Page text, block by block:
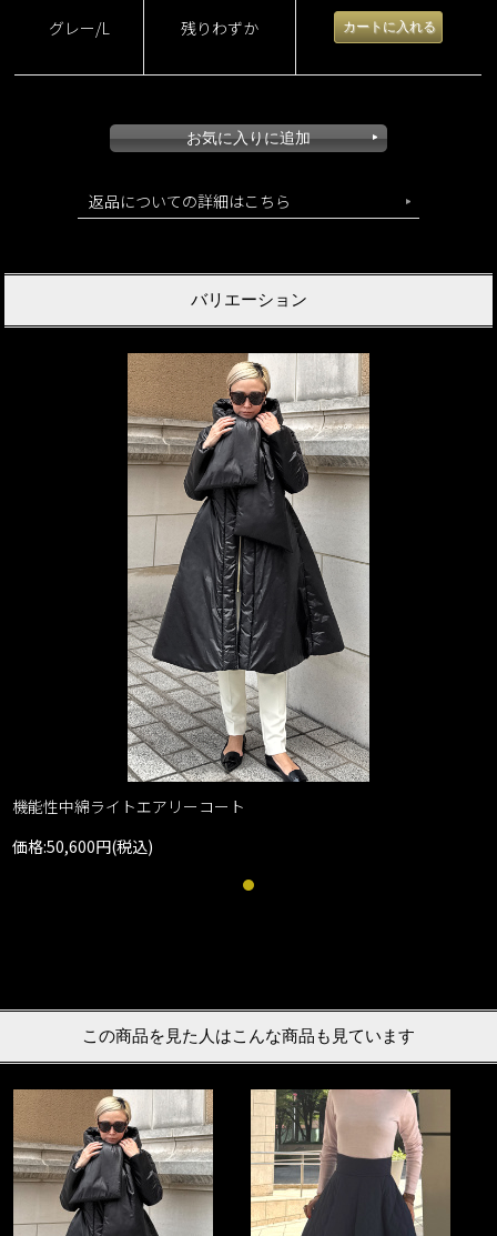
グレー/L 残りわずか
返品についての詳細はこちら
バリエーション
機能性中綿ライトエアリーコート
価格:50,600円(税込)
この商品を見た人はこんな商品も見ています